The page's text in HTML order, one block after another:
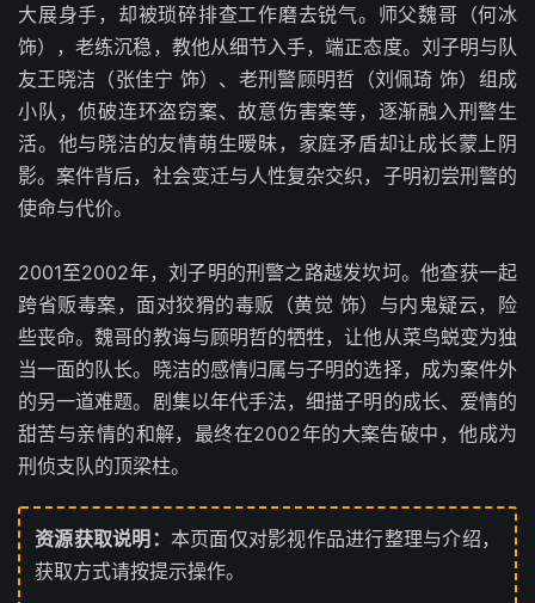
大展身手，却被琐碎排查工作磨去锐气。师父魏哥（何冰
饰），老练沉稳，教他从细节入手，端正态度。刘子明与队
友王晓洁（张佳宁 饰）、老刑警顾明哲（刘佩琦 饰）组成
小队，侦破连环盗窃案、故意伤害案等，逐渐融入刑警生
活。他与晓洁的友情萌生暧昧，家庭矛盾却让成长蒙上阴
影。案件背后，社会变迁与人性复杂交织，子明初尝刑警的
使命与代价。
2001至2002年，刘子明的刑警之路越发坎坷。他查获一起
跨省贩毒案，面对狡猾的毒贩（黄觉 饰）与内鬼疑云，险
些丧命。魏哥的教诲与顾明哲的牺牲，让他从菜鸟蜕变为独
当一面的队长。晓洁的感情归属与子明的选择，成为案件外
的另一道难题。剧集以年代手法，细描子明的成长、爱情的
甜苦与亲情的和解，最终在2002年的大案告破中，他成为
刑侦支队的顶梁柱。
资源获取说明： 本页面仅对影视作品进行整理与介绍，
获取方式请按提示操作。